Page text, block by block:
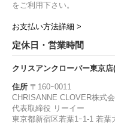
をご利用下さい。
お支払い方法詳細 >
定休日・営業時間
クリスアンクローバー東京
住所 〒160ｰ0011
CHRISANNE CLOVER株式
代表取締役 リーイー
東京都新宿区若葉1ｰ1-1 若葉